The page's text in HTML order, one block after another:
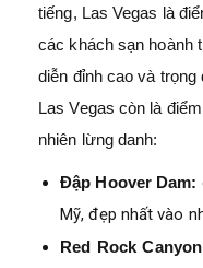
tiếng, Las Vegas là
các khách sạn hoành
diễn đỉnh cao và
Las Vegas còn là
nhiên lừng danh:
Đập Hoover Dam:
Mỹ, đẹp nhất vào
Red Rock